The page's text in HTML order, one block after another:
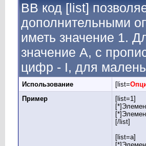
BB код [list]
дополнительными
иметь значение 1.
значение A, с
цифр - I, для
Использование [list=
Пример
[list=1]
[/list]
[list=a]